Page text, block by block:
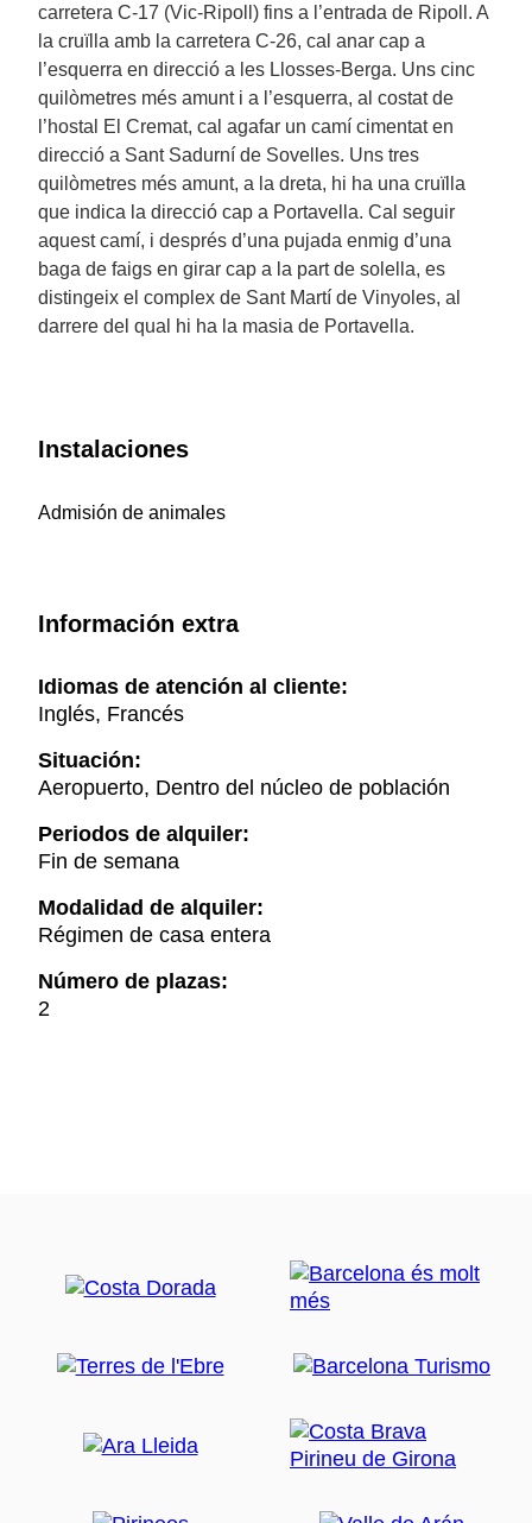
carretera C-17 (Vic-Ripoll) fins a l’entrada de Ripoll. A
la cruïlla amb la carretera C-26, cal anar cap a
l’esquerra en direcció a les Llosses-Berga. Uns cinc
quilòmetres més amunt i a l’esquerra, al costat de
l’hostal El Cremat, cal agafar un camí cimentat en
direcció a Sant Sadurní de Sovelles. Uns tres
quilòmetres més amunt, a la dreta, hi ha una cruïlla
que indica la direcció cap a Portavella. Cal seguir
aquest camí, i després d’una pujada enmig d’una
baga de faigs en girar cap a la part de solella, es
distingeix el complex de Sant Martí de Vinyoles, al
darrere del qual hi ha la masia de Portavella.
Instalaciones
Admisión de animales
Información extra
Idiomas de atención al cliente:
Inglés, Francés
Situación:
Aeropuerto, Dentro del núcleo de población
Periodos de alquiler:
Fin de semana
Modalidad de alquiler:
Régimen de casa entera
Número de plazas:
2